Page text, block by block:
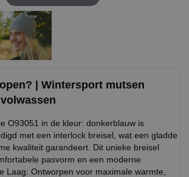
| Wintersport mutsen
O93051 in de kleur: donkerblauw is
met een interlock breisel, wat een gladde
kwaliteit garandeert. Dit unieke breisel
pasvorm en een moderne
Laag: Ontworpen voor maximale warmte,